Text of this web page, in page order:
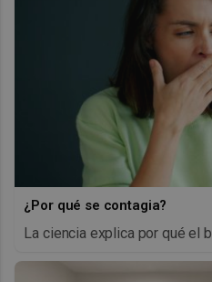
¿Por qué se contagia?
La ciencia explica por qué el